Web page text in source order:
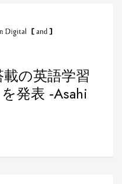
の英語学習
発表 ‐Asahi